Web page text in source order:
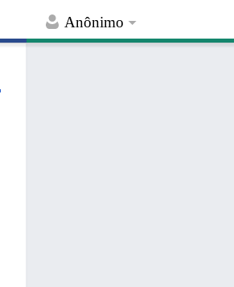
Anônimo